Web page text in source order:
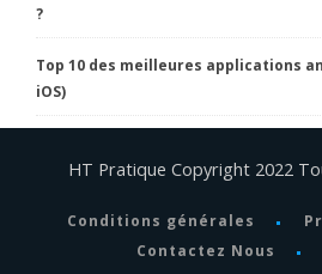
?
Top 10 des meilleures applications
iOS)
HT Pratique Copyright 2022
Conditions générales
Contactez Nous